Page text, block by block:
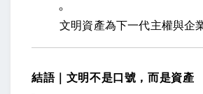
文明資產為下一代主權與企
結語｜文明不是口號，而是資產